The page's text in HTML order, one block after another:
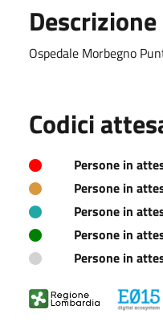
Descrizione
Ospedale Morbegno
Codici
Persone in
Persone in
Persone in
Persone in
Persone in